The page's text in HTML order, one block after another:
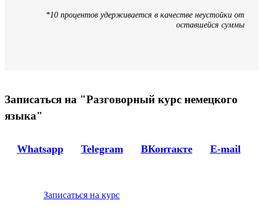
*10 процентов удерживается в качестве неустойки от
оставшейся суммы
Записаться на "Разговорный курс немецкого
языка"
Whatsapp Telegram ВКонтакте E-mail
Записаться на курс